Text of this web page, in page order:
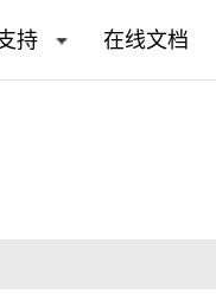
持 在线文档